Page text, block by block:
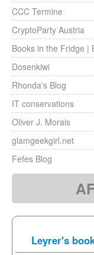
CCC Termine
CryptoParty Austria
Books in the Fridge |
Dosenkiwi
Rhonda's Blog
IT conservations
Oliver J. Morais
glamgeekgirl.net
Fefes Blog
Leyrer's